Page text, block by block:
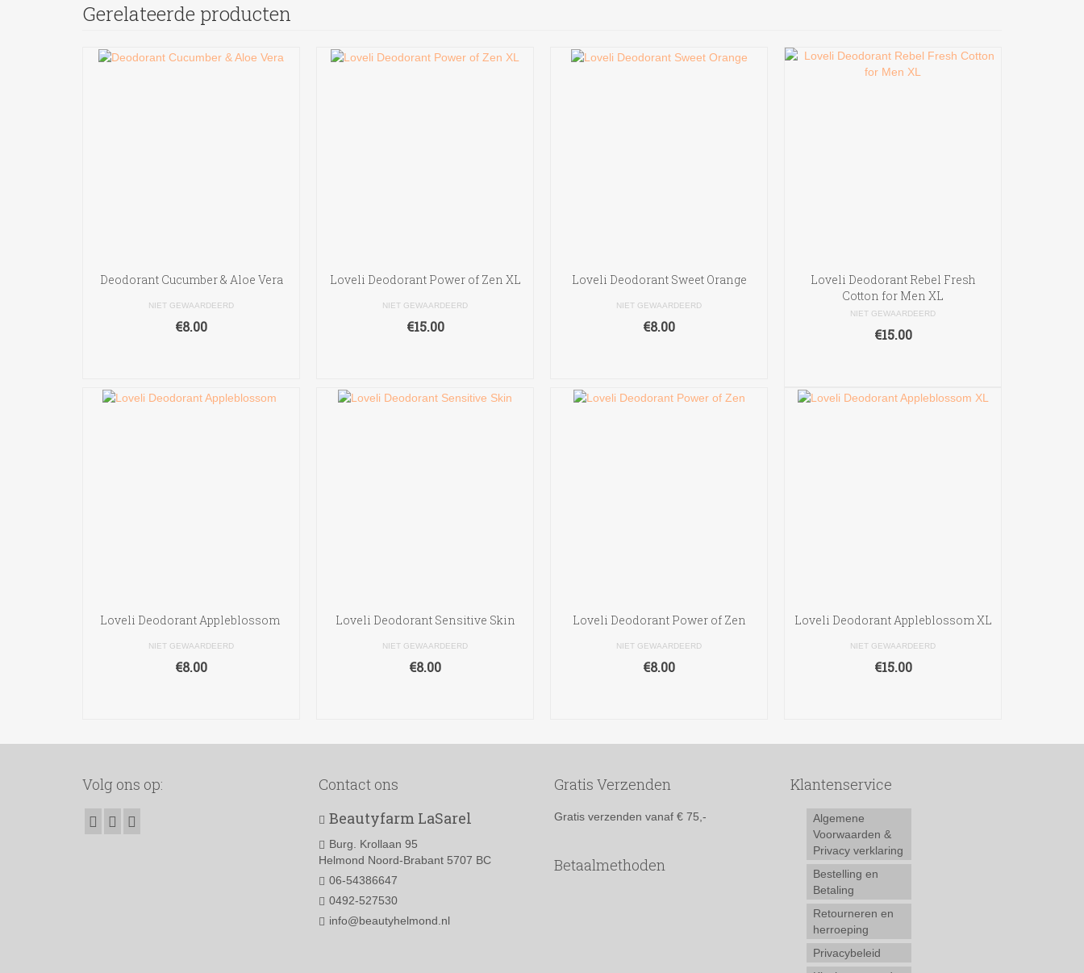
Gerelateerde producten
Deodorant Cucumber & Aloe Vera
NIET GEWAARDEERD
€8.00
Loveli Deodorant Power of Zen XL
NIET GEWAARDEERD
€15.00
Loveli Deodorant Sweet Orange
NIET GEWAARDEERD
€8.00
Loveli Deodorant Rebel Fresh
Cotton for Men XL
NIET GEWAARDEERD
€15.00
Loveli Deodorant Appleblossom
NIET GEWAARDEERD
€8.00
Loveli Deodorant Sensitive Skin
NIET GEWAARDEERD
€8.00
Loveli Deodorant Power of Zen
NIET GEWAARDEERD
€8.00
Loveli Deodorant Appleblossom XL
NIET GEWAARDEERD
€15.00
Volg ons op:
Contact ons
Beautyfarm LaSarel
Burg. Krollaan 95
Helmond Noord-Brabant 5707 BC
06-54386647
0492-527530
info@beautyhelmond.nl
Gratis Verzenden
Gratis verzenden vanaf € 75,-
Betaalmethoden
Klantenservice
Algemene
Voorwaarden &
Privacy verklaring
Bestelling en
Betaling
Retourneren en
herroeping
Privacybeleid